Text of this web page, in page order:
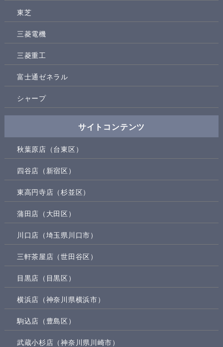
東芝
三菱電機
三菱重工
富士通ゼネラル
シャープ
サイトコンテンツ
秋葉原店（台東区）
四谷店（新宿区）
東高円寺店（杉並区）
蒲田店（大田区）
川口店（埼玉県川口市）
三軒茶屋店（世田谷区）
目黒店（目黒区）
横浜店（神奈川県横浜市）
駒込店（豊島区）
武蔵小杉店（神奈川県川崎市）